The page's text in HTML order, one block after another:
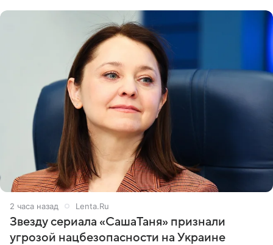
2 часа назад Lenta.Ru
Звезду сериала «СашаТаня» признали
угрозой нацбезопасности на Украине